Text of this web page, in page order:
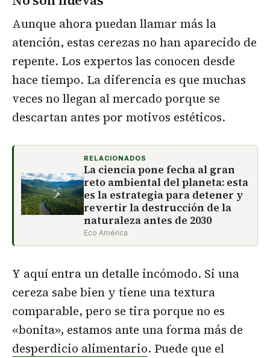
Aunque ahora puedan llamar más la
atención, estas cerezas no han aparecido de
repente. Los expertos las conocen desde
hace tiempo. La diferencia es que muchas
veces no llegan al mercado porque se
descartan antes por motivos estéticos.
RELACIONADOS
La ciencia pone fecha al gran
reto ambiental del planeta: esta
es la estrategia para detener y
revertir la destrucción de la
naturaleza antes de 2030
Eco América
Y aquí entra un detalle incómodo. Si una
cereza sabe bien y tiene una textura
comparable, pero se tira porque no es
«bonita», estamos ante una forma más de
desperdicio alimentario. Puede que el